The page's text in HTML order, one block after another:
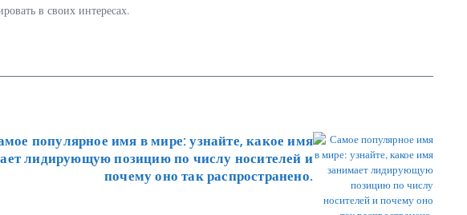
в своих интересах.
популярное имя в мире: узнайте, какое имя
лидирующую позицию по числу носителей и
почему оно так распространено.